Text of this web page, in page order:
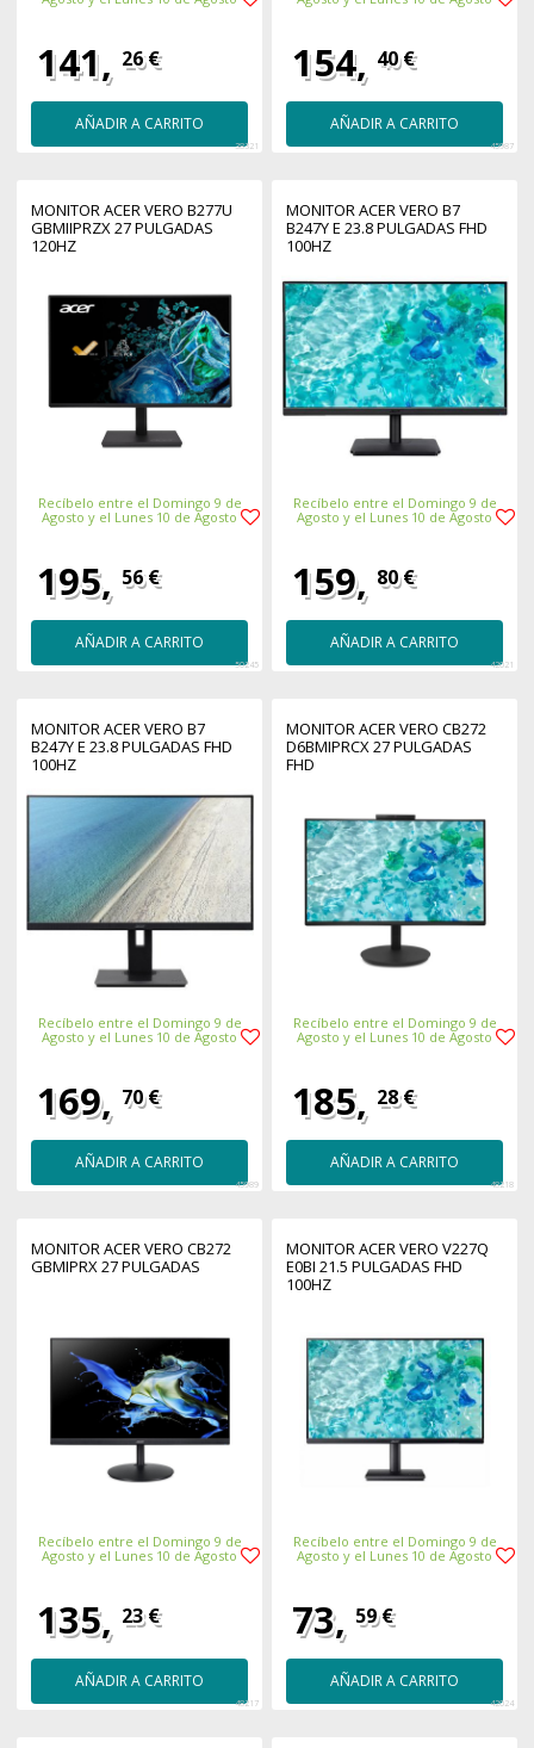
141, 26 €
AÑADIR A CARRITO
38321
154, 40 €
AÑADIR A CARRITO
45987
MONITOR ACER VERO B277U
GBMIIPRZX 27 PULGADAS
120HZ
Recíbelo entre el Domingo 9 de
Agosto y el Lunes 10 de Agosto
195, 56 €
AÑADIR A CARRITO
50245
MONITOR ACER VERO B7
B247Y E 23.8 PULGADAS FHD
100HZ
Recíbelo entre el Domingo 9 de
Agosto y el Lunes 10 de Agosto
159, 80 €
AÑADIR A CARRITO
42021
MONITOR ACER VERO B7
B247Y E 23.8 PULGADAS FHD
100HZ
Recíbelo entre el Domingo 9 de
Agosto y el Lunes 10 de Agosto
169, 70 €
AÑADIR A CARRITO
45989
MONITOR ACER VERO CB272
D6BMIPRCX 27 PULGADAS
FHD
Recíbelo entre el Domingo 9 de
Agosto y el Lunes 10 de Agosto
185, 28 €
AÑADIR A CARRITO
48218
MONITOR ACER VERO CB272
GBMIPRX 27 PULGADAS
Recíbelo entre el Domingo 9 de
Agosto y el Lunes 10 de Agosto
135, 23 €
AÑADIR A CARRITO
48217
MONITOR ACER VERO V227Q
E0BI 21.5 PULGADAS FHD
100HZ
Recíbelo entre el Domingo 9 de
Agosto y el Lunes 10 de Agosto
73, 59 €
AÑADIR A CARRITO
42024